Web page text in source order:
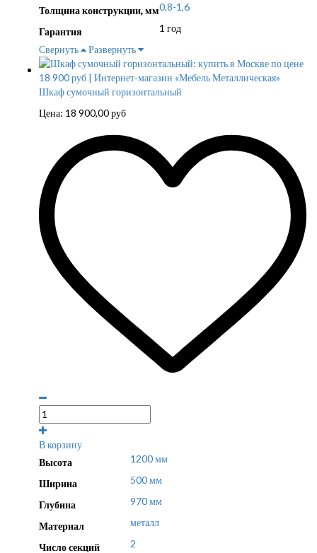
Толщина конструкции, мм0,8-1,6
Гарантия
1 год
Свернуть
Развернуть
Шкаф сумочный горизонтальный
Цена: 18 900,00руб
В корзину
Высота
1200 мм
Ширина 500 мм
Глубина 970 мм
Материал металл
Число секций 2